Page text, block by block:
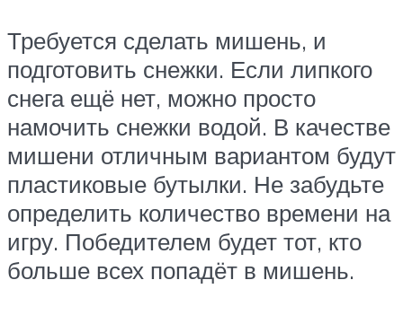
Требуется сделать мишень, и
подготовить снежки. Если липкого
снега ещё нет, можно просто
намочить снежки водой. В качестве
мишени отличным вариантом будут
пластиковые бутылки. Не забудьте
определить количество времени на
игру. Победителем будет тот, кто
больше всех попадёт в мишень.